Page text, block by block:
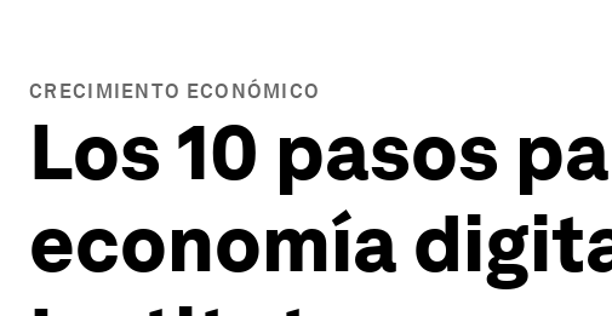
CRECIMIENTO ECONÓMICO
Los 10 pasos
economía